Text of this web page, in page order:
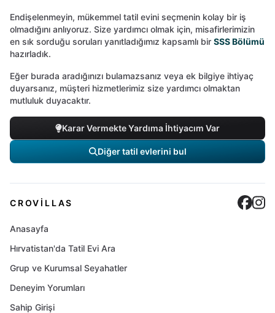
Endişelenmeyin, mükemmel tatil evini seçmenin kolay bir iş
olmadığını anlıyoruz. Size yardımcı olmak için, misafirlerimizin
en sık sorduğu soruları yanıtladığımız kapsamlı bir SSS Bölümü
hazırladık.
Eğer burada aradığınızı bulamazsanız veya ek bilgiye ihtiyaç
duyarsanız, müşteri hizmetlerimiz size yardımcı olmaktan
mutluluk duyacaktır.
Karar Vermekte Yardıma İhtiyacım Var
Diğer tatil evlerini bul
CROVILLAS
Anasayfa
Hırvatistan'da Tatil Evi Ara
Grup ve Kurumsal Seyahatler
Deneyim Yorumları
Sahip Girişi